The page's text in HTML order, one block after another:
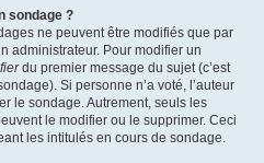
sondage ?
ne peuvent être modifiés que par
administrateur. Pour modifier un
du premier message du sujet (c’est
Si personne n’a voté, l’auteur
le sondage. Autrement, seuls les
le modifier ou le supprimer. Ceci
les intitulés en cours de sondage.